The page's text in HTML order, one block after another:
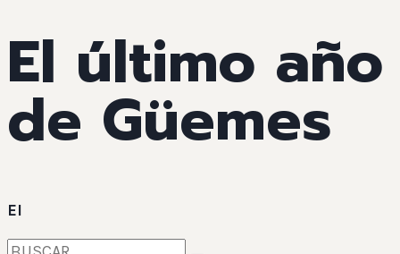
El último año
de Güemes
El